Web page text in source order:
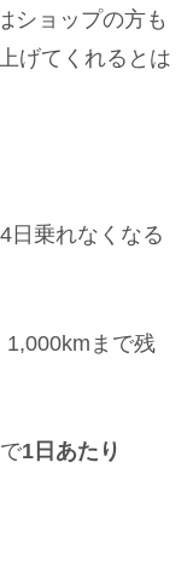
ショップの方も
げてくれるとは
日乗れなくなる
まで残
1日あたり